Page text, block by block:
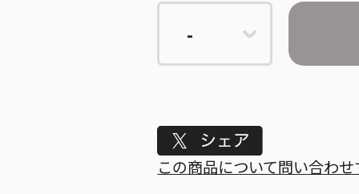
Tweet
この商品について問い合わ